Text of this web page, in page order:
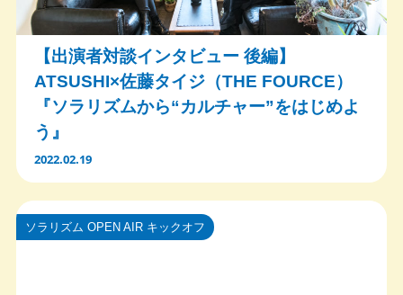
【出演者対談インタビュー 後編】
ATSUSHI×佐藤タイジ（THE FOURCE）
『ソラリズムから“カルチャー”をはじめよ
う』
2022.02.19
ソラリズム OPEN AIR キックオフ